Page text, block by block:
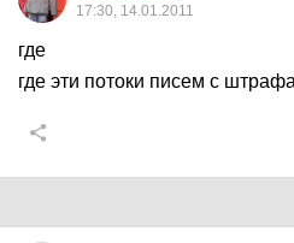
17:30, 14.01.2011
где
где эти потоки писем с